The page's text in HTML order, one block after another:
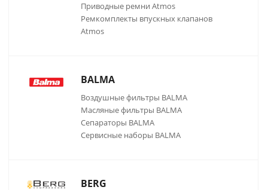
Приводные ремни Atmos
Ремкомплекты впускных клапанов
Atmos
BALMA
Воздушные фильтры BALMA
Масляные фильтры BALMA
Сепараторы BALMA
Сервисные наборы BALMA
BERG